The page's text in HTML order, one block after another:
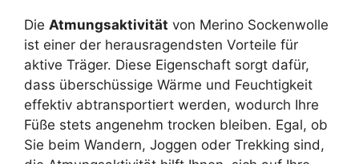
Die Atmungsaktivität von Merino Sockenwolle
ist einer der herausragendsten Vorteile für
aktive Träger. Diese Eigenschaft sorgt dafür,
dass überschüssige Wärme und Feuchtigkeit
effektiv abtransportiert werden, wodurch Ihre
Füße stets angenehm trocken bleiben. Egal, ob
Sie beim Wandern, Joggen oder Trekking sind,